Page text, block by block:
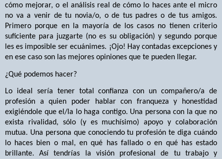
cómo mejorar, o el análisis real de cómo lo haces ante el micro
no va a venir de tu novia/o, o de tus padres o de tus amigos.
Primero porque en la mayoría de los casos no tienen criterio
suficiente para juzgarte (no es su obligación) y segundo porque
les es imposible ser ecuánimes. ¡Ojo! Hay contadas excepciones y
en ese caso son las mejores opiniones que te pueden llegar.
¿Qué podemos hacer?
Lo ideal sería tener total confianza con un compañero/a de
profesión a quien poder hablar con franqueza y honestidad
exigiéndole que el/la lo haga contigo. Una persona con la que no
exista rivalidad, sólo (y es muchísimo) apoyo y colaboración
mutua. Una persona que conociendo tu profesión te diga cuándo
lo haces bien o mal, en qué has fallado o en qué has estado
brillante. Así tendrías la visión profesional de tu trabajo y